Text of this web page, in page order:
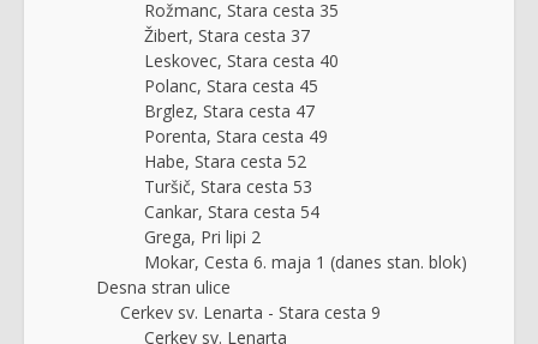
Rožmanc, Stara cesta 35
Žibert, Stara cesta 37
Leskovec, Stara cesta 40
Polanc, Stara cesta 45
Brglez, Stara cesta 47
Porenta, Stara cesta 49
Habe, Stara cesta 52
Turšič, Stara cesta 53
Cankar, Stara cesta 54
Grega, Pri lipi 2
Mokar, Cesta 6. maja 1 (danes stan. blok)
Desna stran ulice
Cerkev sv. Lenarta - Stara cesta 9
Cerkev sv. Lenarta